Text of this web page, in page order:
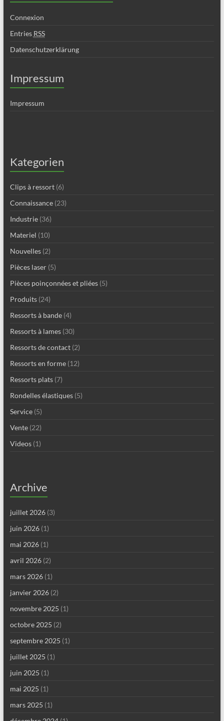
Connexion
Entries RSS
Datenschutzerklärung
Impressum
Impressum
Kategorien
Clips à ressort(6)
Connaissance(23)
Industrie(36)
Materiel (10)
Nouvelles(2)
Pièces laser(5)
Pièces poinçonnées et pliées(5)
Produits(24)
Ressorts à bande(4)
Ressorts à lames(30)
Ressorts de contact(2)
Ressorts en forme(12)
Ressorts plats(7)
Rondelles élastiques(5)
Service(5)
Vente(22)
Videos(1)
Archive
juillet 2026(3)
juin 2026(1)
mai 2026(1)
avril 2026(2)
mars 2026(1)
janvier 2026(2)
novembre 2025 (1)
octobre 2025 (2)
septembre 2025 (1)
juillet 2025 (1)
juin 2025 (1)
mai 2025 (1)
mars 2025 (1)